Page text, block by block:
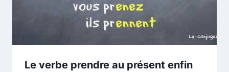
Le verbe prendre au présent enfin